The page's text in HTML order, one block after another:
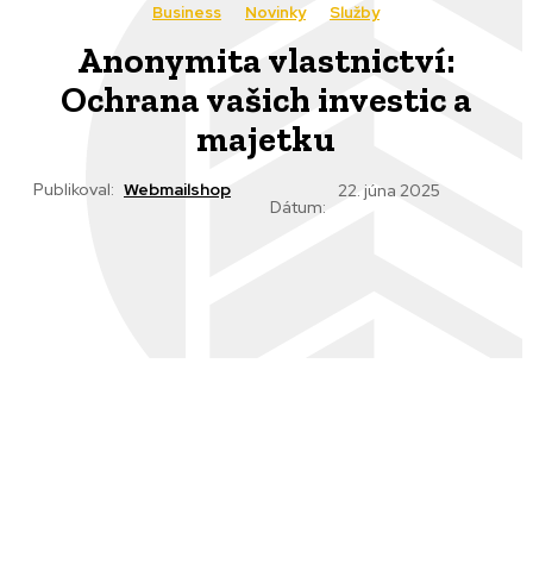
Business Novinky Služby
Anonymita vlastnictví:
Ochrana vašich investic a
majetku
Publikoval: Webmailshop
Dátum:
22. júna 2025